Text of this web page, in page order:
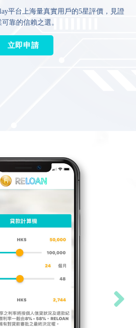
平台上海量真實用戶的5星評價，見證
靠的信賴之選。
立即申請
Next